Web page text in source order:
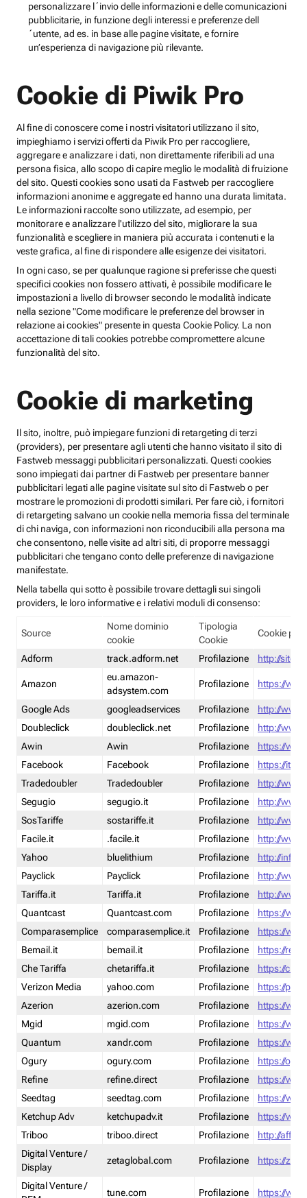
personalizzare l´invio delle informazioni e delle comunicazioni
pubblicitarie, in funzione degli interessi e preferenze dell
´utente, ad es. in base alle pagine visitate, e fornire
un’esperienza di navigazione più rilevante.
Cookie di Piwik Pro
Al fine di conoscere come i nostri visitatori utilizzano il sito,
impieghiamo i servizi offerti da Piwik Pro per raccogliere,
aggregare e analizzare i dati, non direttamente riferibili ad una
persona fisica, allo scopo di capire meglio le modalità di fruizione
del sito. Questi cookies sono usati da Fastweb per raccogliere
informazioni anonime e aggregate ed hanno una durata limitata.
Le informazioni raccolte sono utilizzate, ad esempio, per
monitorare e analizzare l'utilizzo del sito, migliorare la sua
funzionalità e scegliere in maniera più accurata i contenuti e la
veste grafica, al fine di rispondere alle esigenze dei visitatori.
In ogni caso, se per qualunque ragione si preferisse che questi
specifici cookies non fossero attivati, è possibile modificare le
impostazioni a livello di browser secondo le modalità indicate
nella sezione "Come modificare le preferenze del browser in
relazione ai cookies" presente in questa Cookie Policy. La non
accettazione di tali cookies potrebbe compromettere alcune
funzionalità del sito.
Cookie di marketing
Il sito, inoltre, può impiegare funzioni di retargeting di terzi
(providers), per presentare agli utenti che hanno visitato il sito di
Fastweb messaggi pubblicitari personalizzati. Questi cookies
sono impiegati dai partner di Fastweb per presentare banner
pubblicitari legati alle pagine visitate sul sito di Fastweb o per
mostrare le promozioni di prodotti similari. Per fare ciò, i fornitori
di retargeting salvano un cookie nella memoria fissa del terminale
di chi naviga, con informazioni non riconducibili alla persona ma
che consentono, nelle visite ad altri siti, di proporre messaggi
pubblicitari che tengano conto delle preferenze di navigazione
manifestate.
Nella tabella qui sotto è possibile trovare dettagli sui singoli
providers, le loro informative e i relativi moduli di consenso:
Source
Nome dominio
cookie
Tipologia
Cookie
Cookie
Adform track.adform.net Profilazione http://
Amazon
eu.amazon-
adsystem.com
Profilazione https://
Google Ads googleadservices Profilazione
http://
Doubleclick
doubleclick.net Profilazione
http://
Awin
Awin Profilazione
https://
Facebook
Facebook Profilazione
https://it-
Tradedoubler
Tradedoubler Profilazione
http://
Segugio
segugio.it Profilazione
http://
SosTariffe
sostariffe.it Profilazione
http://
Facile.it
.facile.it Profilazione
http://
Yahoo
bluelithium Profilazione
http://
Payclick
Payclick Profilazione
http://
Tariffa.it
Tariffa.it Profilazione
http://
Quantcast
Quantcast.com Profilazione
https://
Comparasemplice
comparasemplice.it Profilazione
https://
Bemail.it
bemail.it Profilazione
https://
Che Tariffa
chetariffa.it Profilazione
https://
Verizon Media
yahoo.com Profilazione
https://
Azerion
azerion.com Profilazione
https://
Mgid
mgid.com Profilazione
https://
Quantum
xandr.com Profilazione
https://
Ogury
ogury.com Profilazione
https://
Refine
refine.direct Profilazione
https://
Seedtag
seedtag.com Profilazione
https://
Ketchup Adv
ketchupadv.it Profilazione
https://
Triboo
triboo.direct Profilazione
http://
Digital Venture /
Display
zetaglobal.com Profilazione https://
Digital Venture /
tune.com Profilazione https://